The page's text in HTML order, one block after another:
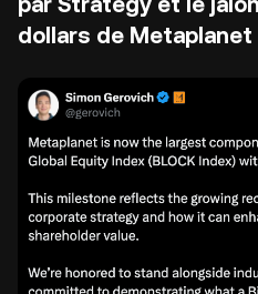
dollars de Metaplanet